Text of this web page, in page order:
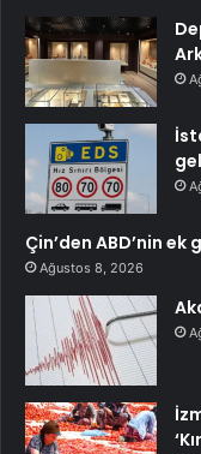
Çin’den ABD’nin
Ağustos 8, 2026